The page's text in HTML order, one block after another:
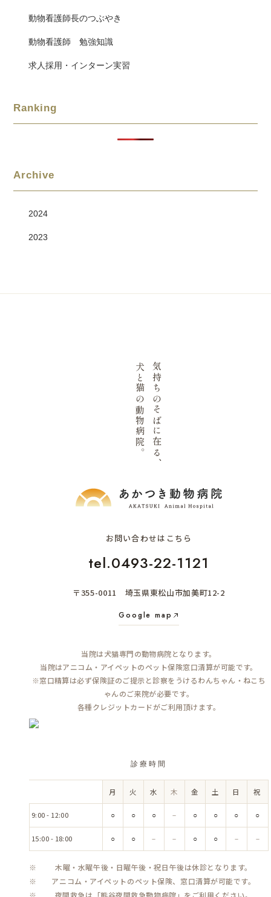
動物看護師長のつぶやき
動物看護師 勉強知識
求人採用・インターン実習
Ranking
Archive
2024
2023
気持ちのそばに在る、
犬と猫の動物病院。
お問い合わせはこちら
tel.0493-22-1121
〒355-0011 埼玉県東松山市加美町12-2
Google map
当院は犬猫専門の動物病院となります。
当院はアニコム・アイペットのペット保険窓口清算が可能です。
※窓口精算は必ず保険証のご提示と診察をうけるわんちゃん・ねこち
ゃんのご来院が必要です。
各種クレジットカードがご利用頂けます。
診療時間
間
月 火 水 木 金 土 日 祝
9:00 - 12:00 ○ ○ ○ － ○ ○ ○ ○
15:00 - 18:00 ○ ○ － － ○ ○ － －
木曜・水曜午後・日曜午後・祝日午後は休診となります。
アニコム・アイペットのペット保険、窓口清算が可能です。
夜間救急は「熊谷夜間救急動物病院」をご利用ください。